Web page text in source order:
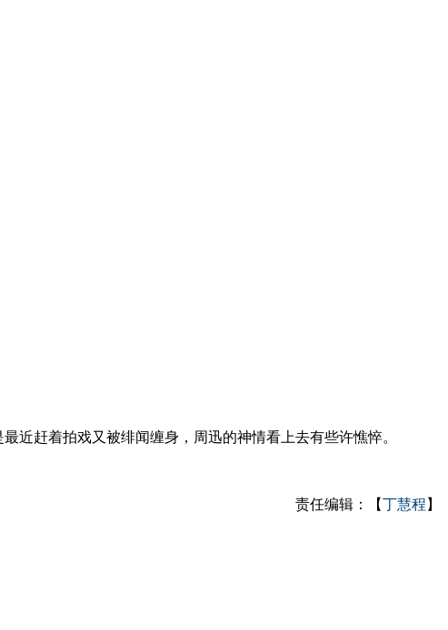
近赶着拍戏又被绯闻缠身，周迅的神情看上去有些许憔悴。
责任编辑：【丁慧程 】